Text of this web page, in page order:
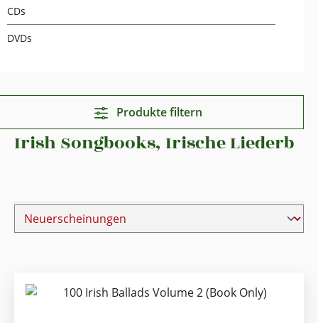
CDs
DVDs
Produkte filtern
Irish Songbooks, Irische Liederb